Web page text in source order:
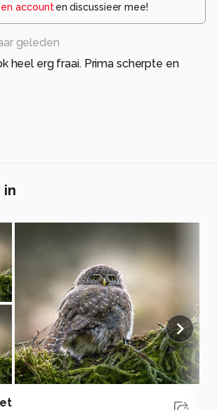
account en discussieer mee!
geleden
heel erg fraai. Prima scherpte en
in